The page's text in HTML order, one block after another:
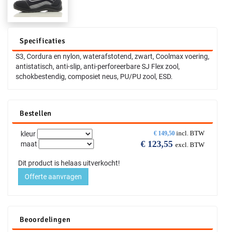
Specificaties
S3, Cordura en nylon, waterafstotend, zwart, Coolmax voering,
antistatisch, anti-slip, anti-perforeerbare SJ Flex zool,
schokbestendig, composiet neus, PU/PU zool, ESD.
Bestellen
€ 149,50 incl. BTW
€ 123,55 excl. BTW
kleur
maat
Dit product is helaas uitverkocht!
Offerte aanvragen
Beoordelingen